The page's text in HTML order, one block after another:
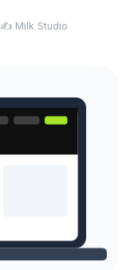
✍️ Milk Studio